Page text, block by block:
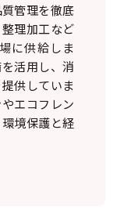
管理を徹底
理加工など
に供給しま
活用し、消
供していま
エコフレン
境保護と経